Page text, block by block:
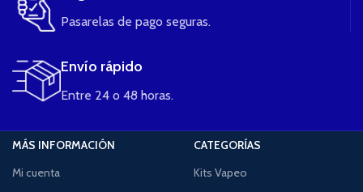
Pasarelas de pago seguras.
Envío rápido
Entre 24 o 48 horas.
MÁS INFORMACIÓN
Mi cuenta
CATEGORÍAS
Kits Vapeo